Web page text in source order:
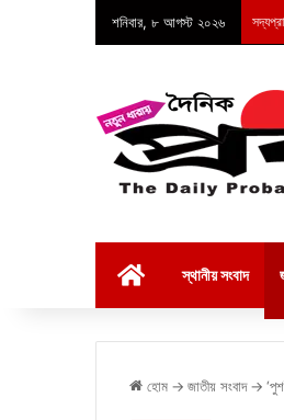
শনিবার, ৮ আগস্ট ২০২৬
স্থানীয় সংবাদ
হোম → জাতীয় সংবাদ →